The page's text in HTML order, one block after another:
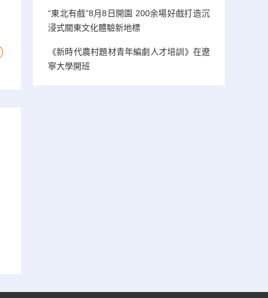
“東北有戲”8月8日開園 200余場好戲打造沉
浸式關東文化體驗新地標
《新時代農村題材青年編劇人才培訓》在遼
寧大學開班